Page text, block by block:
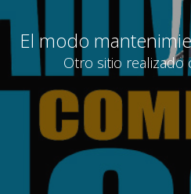
El modo
Otro sitio realizado